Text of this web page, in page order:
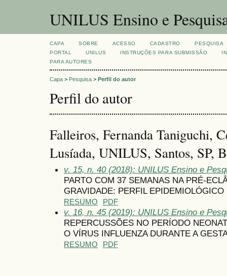
UNILUS Ensino e
CAPA SOBRE ACESSO CADASTRO
PESQUISA
PORTAL
UNILUS INSTRUÇÕES PARA SUBMISSÃO
PARA AUTORES
Capa > Pesquisa > Perfil do autor
Perfil do autor
Falleiros, Fernanda Taniguchi,
Lusíada, UNILUS, Santos, SP,
v. 15, n. 40 (2018): UNILUS Ensino e
PARTO COM 37 SEMANAS NA PRÉ-
GRAVIDADE: PERFIL
RESUMO PDF
v. 16, n. 45 (2019): UNILUS Ensino e
REPERCUSSÕES NO PERÍODO
O VÍRUS INFLUENZA DURANTE A
RESUMO PDF